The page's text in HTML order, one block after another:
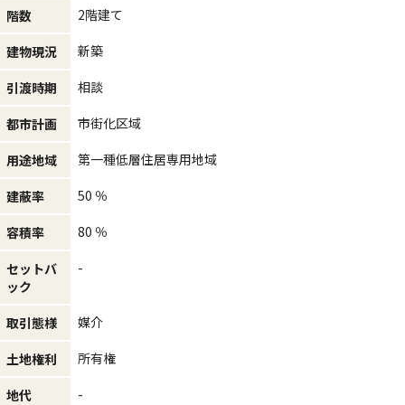
階数 2階建て
建物現況 新築
引渡時期 相談
都市計画 市街化区域
用途地域 第一種低層住居専用地域
建蔽率 50 ％
容積率 80 ％
セットバ
ック
-
取引態様 媒介
土地権利 所有権
地代 -